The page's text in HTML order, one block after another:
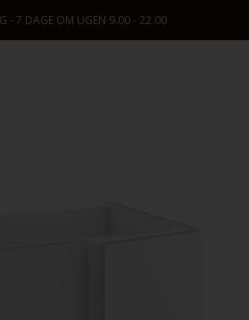
KONTAKT OS: +45 9630